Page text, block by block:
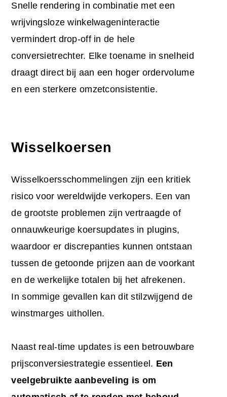
Snelle rendering in combinatie met een
wrijvingsloze winkelwageninteractie
vermindert drop-off in de hele
conversietrechter. Elke toename in snelheid
draagt direct bij aan een hoger ordervolume
en een sterkere omzetconsistentie.
Wisselkoersen
Wisselkoersschommelingen zijn een kritiek
risico voor wereldwijde verkopers. Een van
de grootste problemen zijn vertraagde of
onnauwkeurige koersupdates in plugins,
waardoor er discrepanties kunnen ontstaan
tussen de getoonde prijzen aan de voorkant
en de werkelijke totalen bij het afrekenen.
In sommige gevallen kan dit stilzwijgend de
winstmarges uithollen.
Naast real-time updates is een betrouwbare
prijsconversiestrategie essentieel. Een
veelgebruikte aanbeveling is om